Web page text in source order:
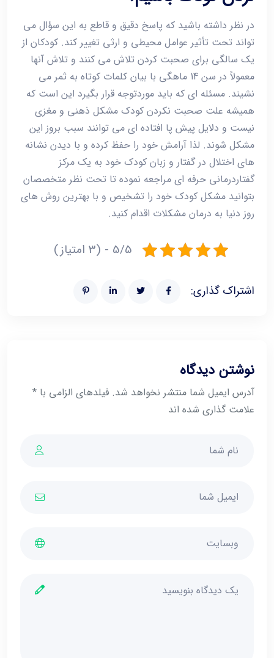
در نظر داشته باشید که پاسخ دقیق و قاطع به این سؤال می
تواند تحت تأثیر عوامل محیطی و ارثی تغییر کند. کودکان از
یک سالگی برای صحبت کردن تلاش می کنند و تلاش آنها
معمولاً در سن 14 ماهگی با بیان کلمات کوتاه به ثمر می
نشیند. مسئله ای که باید موردتوجه قرار بگیرد این است که
همیشه علت صحبت نکردن کودک مشکل ذهنی و مغزی
نیست و دلایل پیش پا افتاده ای می توانند سبب بروز این
مشکل شوند. لذا آرامش خود را حفظ کرده و با دیدن نشانه
های اختلال در گفتار و زبان کودک خود به یک مرکز
گفتاردرمانی حرفه ای مراجعه نموده تا تحت نظر متخصصان
بتوانید مشکل کودک خود را تشخیص و با بهترین روش های
روز دنیا به درمان مشکلات اقدام کنید.
5/5 - (3 امتیاز)
اشتراک گذاری:
نوشتن دیدگاه
آدرس ایمیل شما منتشر نخواهد شد. فیلدهای الزامی با *
علامت گذاری شده اند